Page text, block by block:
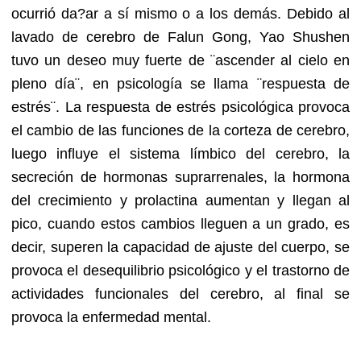
ocurrió da?ar a sí mismo o a los demás. Debido al
lavado de cerebro de Falun Gong, Yao Shushen
tuvo un deseo muy fuerte de ¨ascender al cielo en
pleno día¨, en psicología se llama ¨respuesta de
estrés¨. La respuesta de estrés psicológica provoca
el cambio de las funciones de la corteza de cerebro,
luego influye el sistema límbico del cerebro, la
secreción de hormonas suprarrenales, la hormona
del crecimiento y prolactina aumentan y llegan al
pico, cuando estos cambios lleguen a un grado, es
decir, superen la capacidad de ajuste del cuerpo, se
provoca el desequilibrio psicológico y el trastorno de
actividades funcionales del cerebro, al final se
provoca la enfermedad mental.